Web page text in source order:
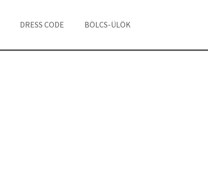
DRESS CODE BÖLCS-ÜLÖK